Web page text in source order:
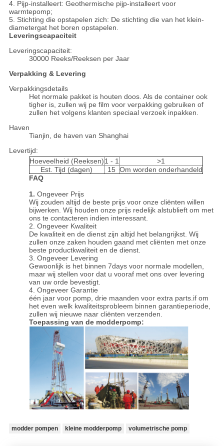
4. Pijp-installeert: Geothermische pijp-installeert voor
warmtepomp;
5. Stichting die opstapelen zich: De stichting die van het klein-
diametergat het boren opstapelen.
Leveringscapaciteit
Leveringscapaciteit:
30000 Reeks/Reeksen per Jaar
Verpakking & Levering
Verpakkingsdetails
Het normale pakket is houten doos. Als de container ook
tigher is, zullen wij pe film voor verpakking gebruiken of
zullen het volgens klanten speciaal verzoek inpakken.
Haven
Tianjin, de haven van Shanghai
Levertijd:
Hoeveelheid (Reeksen)1 - 1
>1
Est. Tijd (dagen)
15 Om worden onderhandeld
FAQ
1. Ongeveer Prijs
Wij zouden altijd de beste prijs voor onze cliënten willen
bijwerken. Wij houden onze prijs redelijk alstublieft om met
ons te contacteren indien interessant.
2. Ongeveer Kwaliteit
De kwaliteit en de dienst zijn altijd het belangrijkst. Wij
zullen onze zaken houden gaand met cliënten met onze
beste productkwaliteit en de dienst.
3. Ongeveer Levering
Gewoonlijk is het binnen 7days voor normale modellen,
maar wij stellen voor dat u vooraf met ons over levering
van uw orde bevestigt.
4. Ongeveer Garantie
één jaar voor pomp, drie maanden voor extra parts.if om
het even welk kwaliteitsprobleem binnen garantieperiode,
zullen wij nieuwe naar cliënten verzenden.
Toepassing van de modderpomp:
modder pompen kleine modderpomp volumetrische pomp